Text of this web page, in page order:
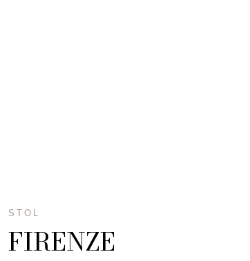
STOL
FIRENZE